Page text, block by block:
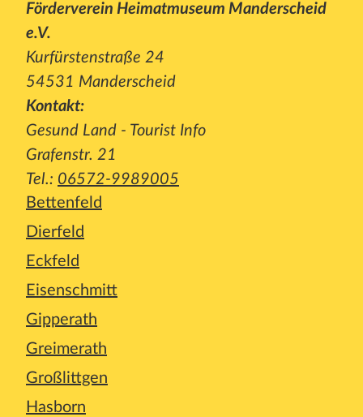
Förderverein Heimatmuseum Manderscheid
e.V.
Kurfürstenstraße 24
54531 Manderscheid
Kontakt:
Gesund Land - Tourist Info
Grafenstr. 21
Tel.: 06572-9989005
Bettenfeld
Dierfeld
Eckfeld
Eisenschmitt
Gipperath
Greimerath
Großlittgen
Hasborn